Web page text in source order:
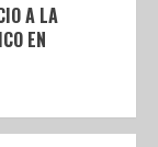
A LA
EN